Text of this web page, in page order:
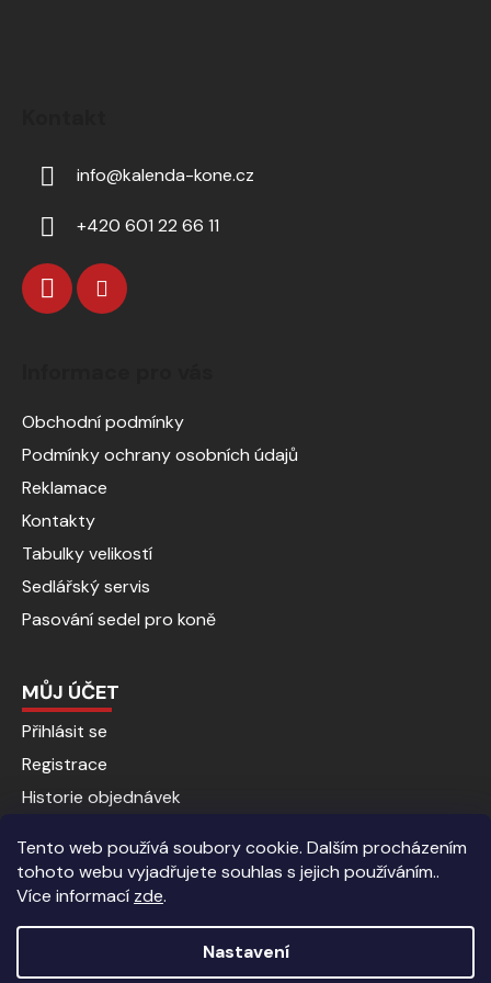
Tento web používá soubory cookie. Dalším procházením
tohoto webu vyjadřujete souhlas s jejich používáním..
Více informací zde.
Nastavení
info@kalenda-kone.cz
+420 601 22 66 11
Obchodní podmínky
Podmínky ochrany osobních údajů
Reklamace
Kontakty
Tabulky velikostí
Sedlářský servis
Pasování sedel pro koně
MŮJ ÚČET
Přihlásit se
Registrace
Historie objednávek